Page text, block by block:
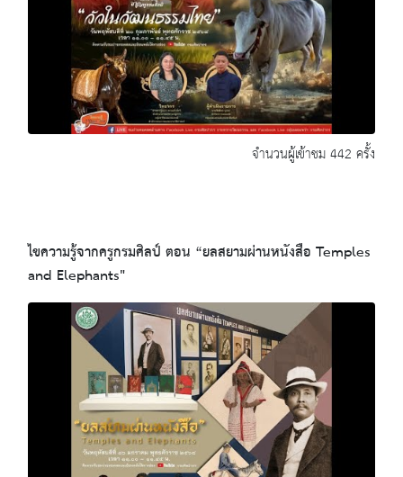
จำนวนผู้เข้าชม 442 ครั้ง
ไขความรู้จากครูกรมศิลป์ ตอน “ยลสยามผ่านหนังสือ Temples
and Elephants"